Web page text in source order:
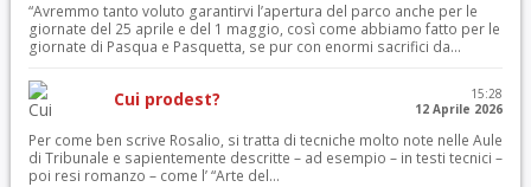
“Avremmo tanto voluto garantirvi l’apertura del parco anche per le
giornate del 25 aprile e del 1 maggio, così come abbiamo fatto per le
giornate di Pasqua e Pasquetta, se pur con enormi sacrifici da...
Cui prodest?
15:28
12 Aprile 2026
Per come ben scrive Rosalio, si tratta di tecniche molto note nelle Aule
di Tribunale e sapientemente descritte – ad esempio – in testi tecnici –
poi resi romanzo – come l’ “Arte del...